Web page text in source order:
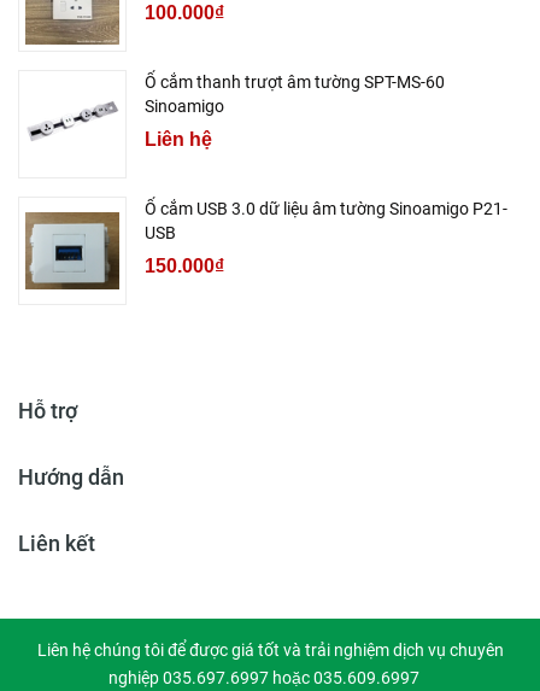
100.000₫
Ổ cắm thanh trượt âm tường SPT-MS-60
Sinoamigo
Liên hệ
Ổ cắm USB 3.0 dữ liệu âm tường Sinoamigo P21-
USB
150.000₫
Hỗ trợ
Hướng dẫn
Liên kết
Liên hệ chúng tôi để được giá tốt và trải nghiệm dịch vụ chuyên
nghiệp 035.697.6997 hoặc 035.609.6997